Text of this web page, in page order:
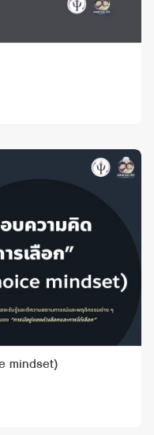
mindset)